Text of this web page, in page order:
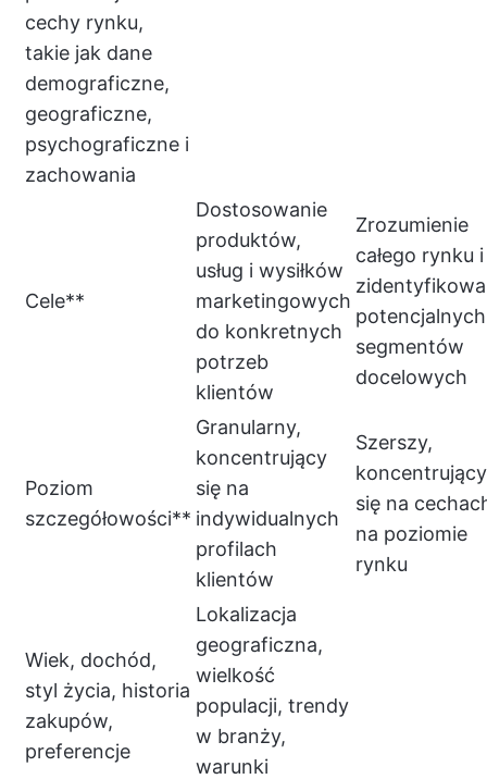
cechy rynku,
takie jak dane
demograficzne,
geograficzne,
psychograficzne i
zachowania
Cele**
Dostosowanie
produktów,
usług i wysiłków
marketingowych
do konkretnych
potrzeb
klientów
Zrozumienie
całego rynku i
potencjalnych
segmentów
docelowych
Poziom
szczegółowości**
Granularny,
koncentrujący
się na
indywidualnych
profilach
klientów
Szerszy,
koncentrujący
się na
na poziomie
rynku
Wiek, dochód,
styl życia, historia
zakupów,
preferencje
Lokalizacja
geograficzna,
wielkość
populacji, trendy
w branży,
warunki